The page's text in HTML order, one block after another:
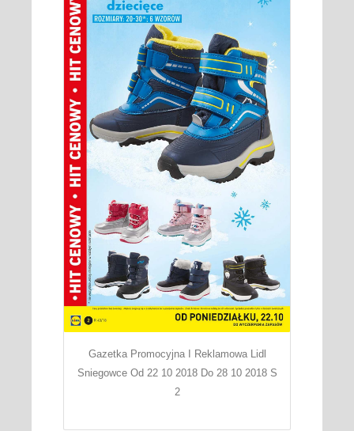
Gazetka Promocyjna I Reklamowa Lidl
Sniegowce Od 22 10 2018 Do 28 10 2018 S
2